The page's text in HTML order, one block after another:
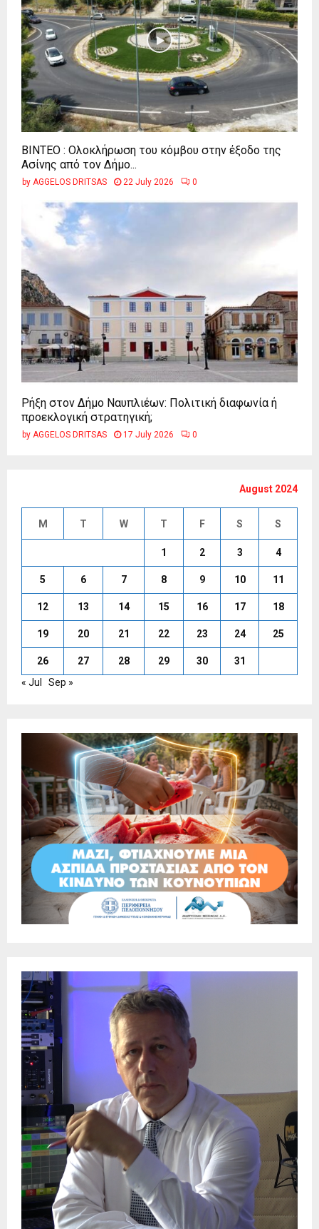
ΒΙΝΤΕΟ : Ολοκλήρωση του κόμβου στην έξοδο της
Ασίνης από τον Δήμο...
by AGGELOS DRITSAS 22 July 2026 0
Ρήξη στον Δήμο Ναυπλιέων: Πολιτική διαφωνία ή
προεκλογική στρατηγική;
by AGGELOS DRITSAS 17 July 2026 0
August 2024
M T W T F S S
1 2 3 4
5 6 7 8 9 10 11
12 13 14 15 16 17 18
19 20 21 22 23 24 25
26 27 28 29 30
31
« Jul
Sep »